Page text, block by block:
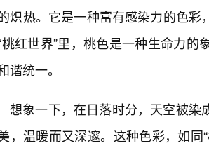
炽热。它是一种富有感染力的色
桃红世界”里，桃色是一种生命力
谐统一。
想象一下，在日落时分，天空被染
，温暖而又深邃。这种色彩，如